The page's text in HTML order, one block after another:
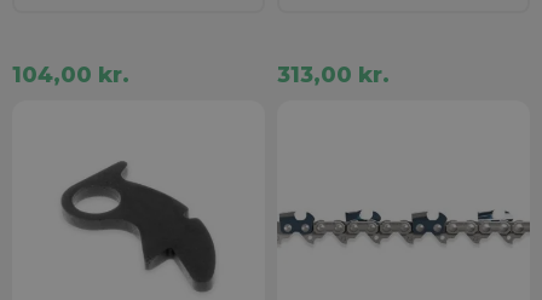
104,00 kr. 313,00 kr.